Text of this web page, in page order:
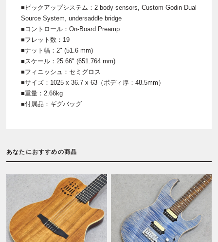
■ピックアップシステム：2 body sensors, Custom Godin Dual
Source System, undersaddle bridge
■コントロール：On-Board Preamp
■フレット数：19
■ナット幅：2" (51.6 mm)
■スケール：25.66" (651.764 mm)
■フィニッシュ：セミグロス
■サイズ：1025 x 36.7 x 63（ボディ厚：48.5mm）
■重量：2.66kg
■付属品：ギグバッグ
あなたにおすすめの商品